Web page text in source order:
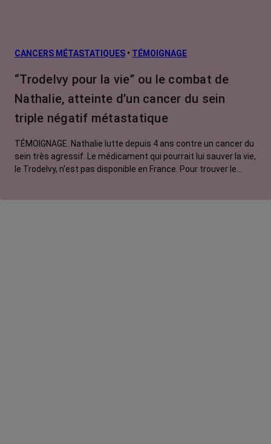
CANCERS MÉTASTATIQUES • TÉMOIGNAGE
“Trodelvy pour la vie” ou le combat de
Nathalie, atteinte d’un cancer du sein
triple négatif métastatique
TÉMOIGNAGE. Nathalie lutte depuis 4 ans contre un cancer du
sein très agressif. Le médicament qui pourrait lui sauver la vie,
le Trodelvy, n'est pas disponible en France. Pour trouver le